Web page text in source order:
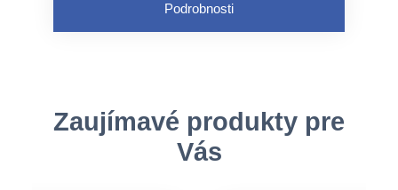
Podrobnosti
Zaujímavé produkty pre
Vás